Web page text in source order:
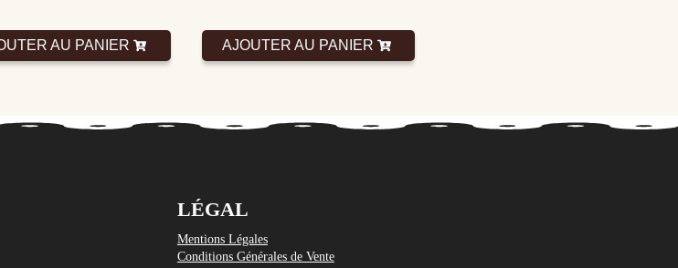
AU PANIER AJOUTER AU PANIER
LÉGAL
Mentions Légales
Conditions Générales de Vente